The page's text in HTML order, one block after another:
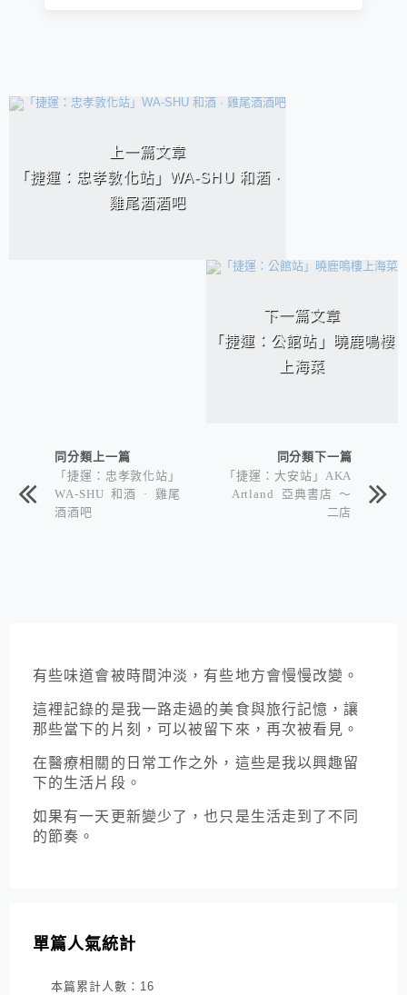
相連文章
上一篇文章
「捷運：忠孝敦化站」WA-SHU 和酒 ·
雞尾酒酒吧
下一篇文章
「捷運：公館站」曉鹿鳴樓
上海菜
同分類上一篇
「捷運：忠孝敦化站」
WA-SHU 和酒 · 雞尾
酒酒吧
同分類下一篇
「捷運：大安站」AKA
Artland 亞典書店 ～
二店
有些味道會被時間沖淡，有些地方會慢慢改變。
這裡記錄的是我一路走過的美食與旅行記憶，讓
那些當下的片刻，可以被留下來，再次被看見。
在醫療相關的日常工作之外，這些是我以興趣留
下的生活片段。
如果有一天更新變少了，也只是生活走到了不同
的節奏。
單篇人氣統計
本篇累計人數： 16